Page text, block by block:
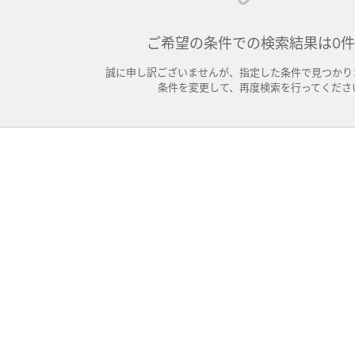
ご希望の条件での検索結果は0
誠に申し訳ございませんが、指定した条件で見つかり
条件を変更して、再度検索を行ってくださ